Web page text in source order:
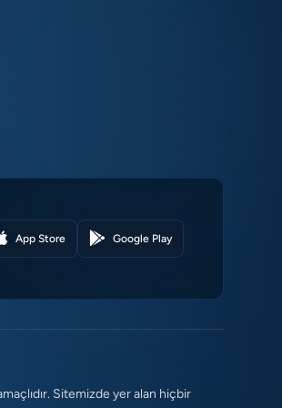
App Store Google Play
Sitemizde yer alan hiçbir